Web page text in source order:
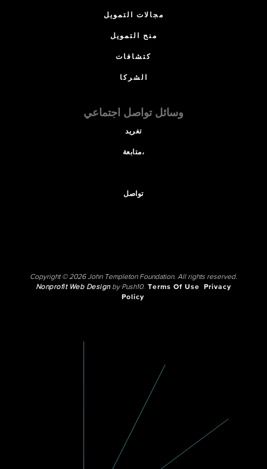
مجالات التمويل
منح التمويل
كتشافات
الشركا
وسائل تواصل اجتماعي
تغريد
متابعة،
تواصل
Copyright © 2026 John Templeton Foundation. All rights reserved.
Nonprofit Web Designby Push10. Terms Of Use
Privacy
Policy